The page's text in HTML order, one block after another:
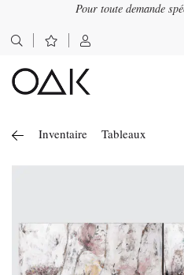
Pour toute demande
Rechercher :
Inventaire Tableaux